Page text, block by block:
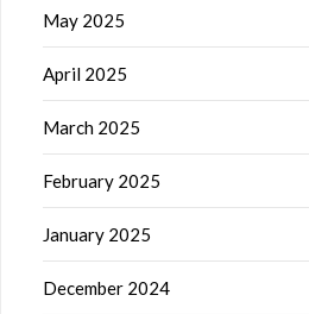
May 2025
April 2025
March 2025
February 2025
January 2025
December 2024